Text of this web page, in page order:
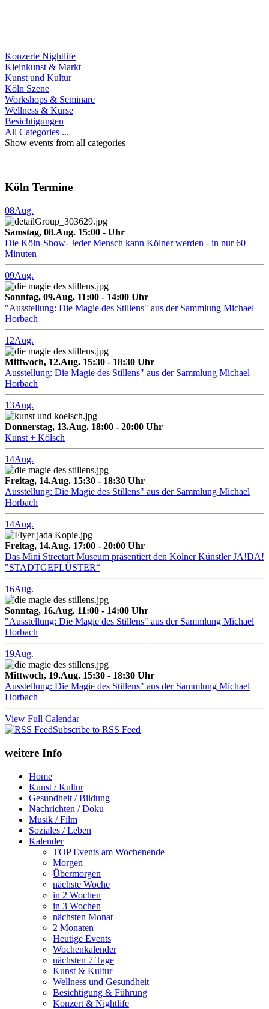
Konzerte Nightlife
Kleinkunst & Markt
Kunst und Kultur
Köln Szene
Workshops & Seminare
Wellness & Kurse
Besichtigungen
All Categories ...
Show events from all categories
Köln Termine
08Aug.
Samstag, 08.Aug. 15:00 - Uhr
Die Köln-Show- Jeder Mensch kann Kölner werden - in nur 60
Minuten
09Aug.
Sonntag, 09.Aug. 11:00 - 14:00 Uhr
"Ausstellung: Die Magie des Stillens" aus der Sammlung Michael
Horbach
12Aug.
Mittwoch, 12.Aug. 15:30 - 18:30 Uhr
Ausstellung: Die Magie des Stillens" aus der Sammlung Michael
Horbach
13Aug.
Donnerstag, 13.Aug. 18:00 - 20:00 Uhr
Kunst + Kölsch
14Aug.
Freitag, 14.Aug. 15:30 - 18:30 Uhr
Ausstellung: Die Magie des Stillens" aus der Sammlung Michael
Horbach
14Aug.
Freitag, 14.Aug. 17:00 - 20:00 Uhr
Das Mini Streetart Museum präsentiert den Kölner Künstler JA!DA!
"STADTGEFLÜSTER“
16Aug.
Sonntag, 16.Aug. 11:00 - 14:00 Uhr
"Ausstellung: Die Magie des Stillens" aus der Sammlung Michael
Horbach
19Aug.
Mittwoch, 19.Aug. 15:30 - 18:30 Uhr
Ausstellung: Die Magie des Stillens" aus der Sammlung Michael
Horbach
View Full Calendar
Subscribe to RSS Feed
weitere Info
Home
Kunst / Kultur
Gesundheit / Bildung
Nachrichten / Doku
Musik / Film
Soziales / Leben
Kalender
TOP Events am Wochenende
Morgen
Übermorgen
nächste Woche
in 2 Wochen
in 3 Wochen
nächsten Monat
2 Monaten
Heutige Events
Wochenkalender
nächsten 7 Tage
Kunst & Kultur
Wellness und Gesundheit
Besichtigung & Führung
Konzert & Nightlife